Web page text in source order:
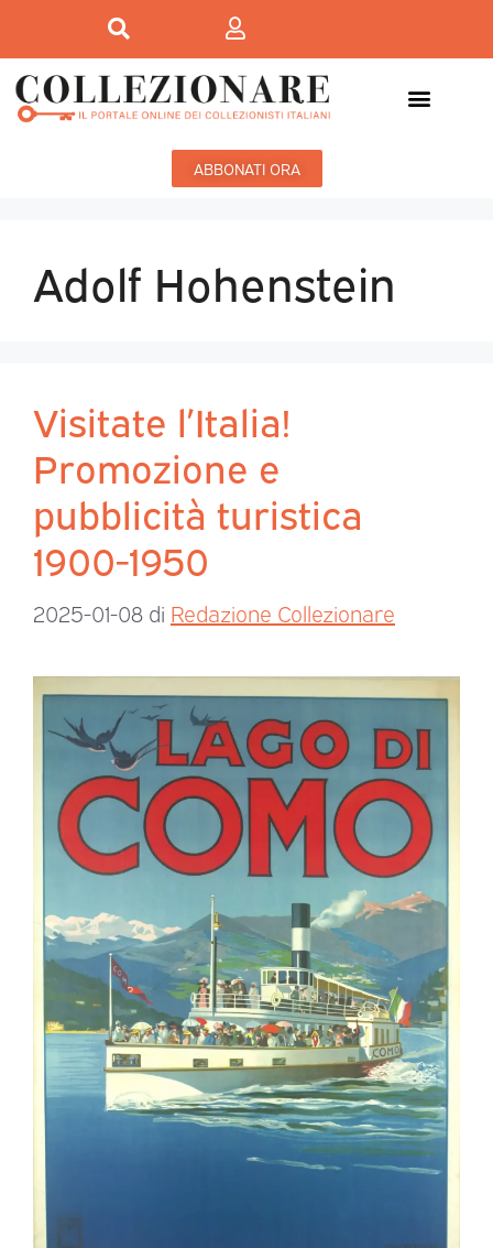
ABBONATI ORA
Adolf Hohenstein
Visitate l’Italia!
Promozione e
pubblicità turistica
1900-1950
2025-01-08 di Redazione Collezionare